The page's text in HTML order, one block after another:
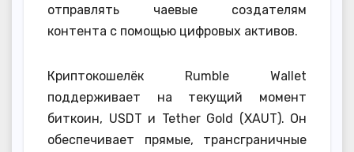
отправлять чаевые создателям
контента с помощью цифровых активов.
Криптокошелёк Rumble Wallet
поддерживает на текущий момент
биткоин, USDT и Tether Gold (XAUT). Он
обеспечивает прямые, трансграничные